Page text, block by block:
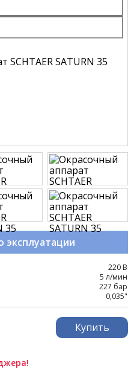
эксплуатации
220 В
5 л/мин
227 бар
0,035"
Купить